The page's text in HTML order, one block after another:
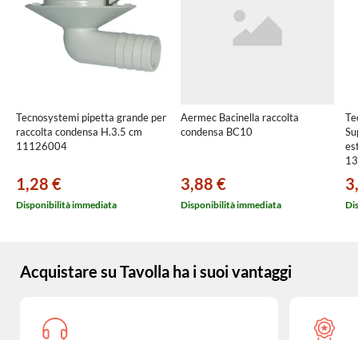
Tecnosystemi pipetta grande per
raccolta condensa H.3.5 cm
11126004
1,28 €
Disponibilità immediata
Aermec Bacinella raccolta
condensa BC10
3,88 €
Disponibilità immediata
Acquistare su Tavolla ha i suoi vantaggi